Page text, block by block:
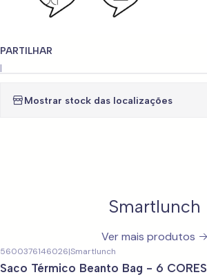
PARTILHAR
|
Mostrar stock das localizações
Smartlunch
Ver mais produtos
DESCONTO
5600376146026|Smartlunch
Saco Térmico Beanto Bag - 6 CORES